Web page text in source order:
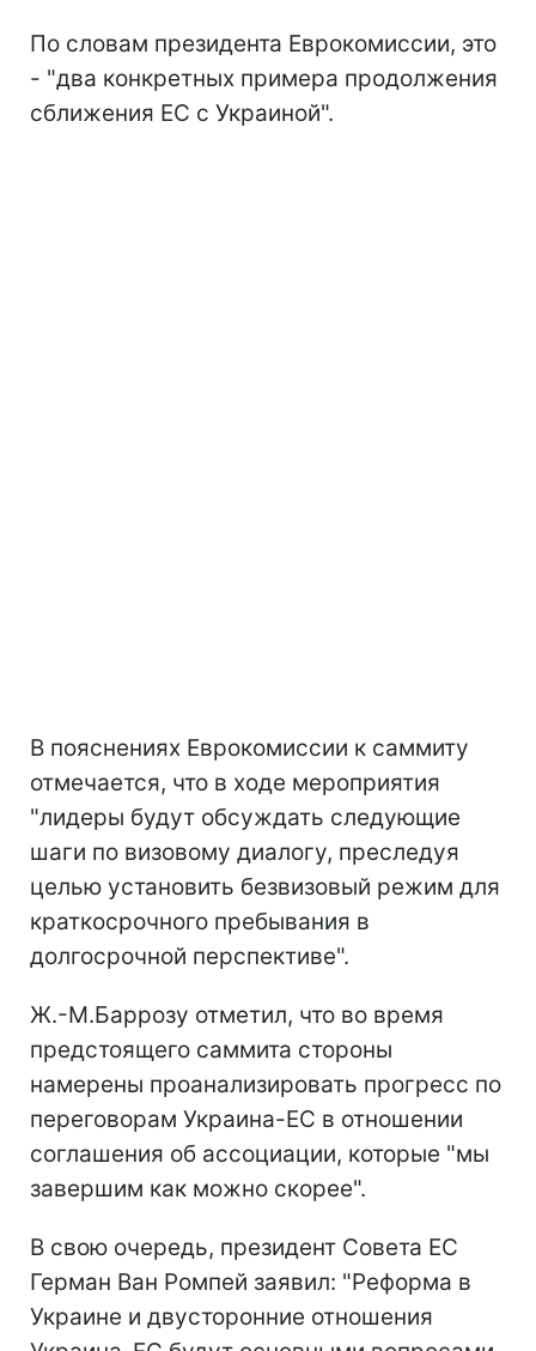
По словам президента Еврокомиссии, это
- "два конкретных примера продолжения
сближения ЕС с Украиной".
В пояснениях Еврокомиссии к саммиту
отмечается, что в ходе мероприятия
"лидеры будут обсуждать следующие
шаги по визовому диалогу, преследуя
целью установить безвизовый режим для
краткосрочного пребывания в
долгосрочной перспективе".
Ж.-М.Баррозу отметил, что во время
предстоящего саммита стороны
намерены проанализировать прогресс по
переговорам Украина-ЕС в отношении
соглашения об ассоциации, которые "мы
завершим как можно скорее".
В свою очередь, президент Совета ЕС
Герман Ван Ромпей заявил: "Реформа в
Украине и двусторонние отношения